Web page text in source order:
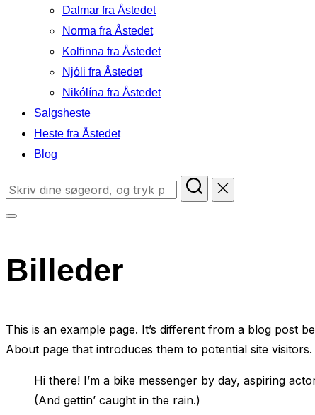
Dalmar fra Åstedet
Norma fra Åstedet
Kolfinna fra Åstedet
Njóli fra Åstedet
Nikólína fra Åstedet
Salgsheste
Heste fra Åstedet
Blog
Søg
i
sidekolonne
Billeder
This is an example page. It’s different from a blog post
About page that introduces them to potential site
Hi there! I’m a bike messenger by day, aspiring
(And gettin’ caught in the rain.)